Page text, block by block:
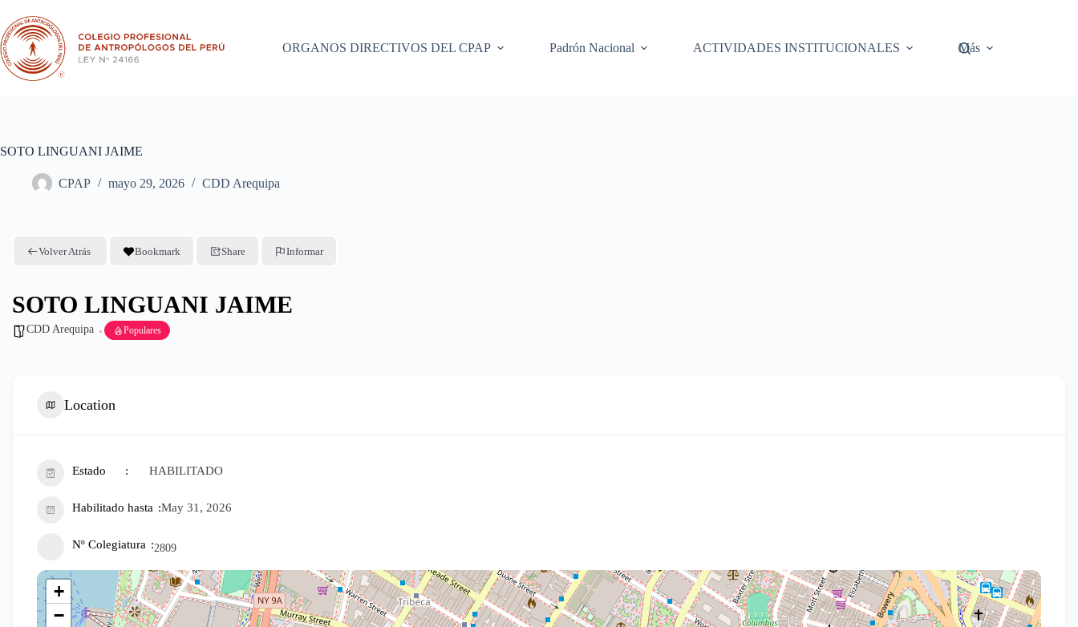
contenido
ORGANOS DIRECTIVOS DEL CPAP
Padrón Nacional ACTIVIDADES INSTITUCIONALES Más
SOTO LINGUANI JAIME
CPAP mayo 29, 2026 CDD Arequipa
Volver Atrás Bookmark Share Informar
SOTO LINGUANI JAIME
CDD Arequipa Populares
Location
Estado HABILITADO
Habilitado hasta May 31, 2026
Nº Colegiatura 2809
+
−